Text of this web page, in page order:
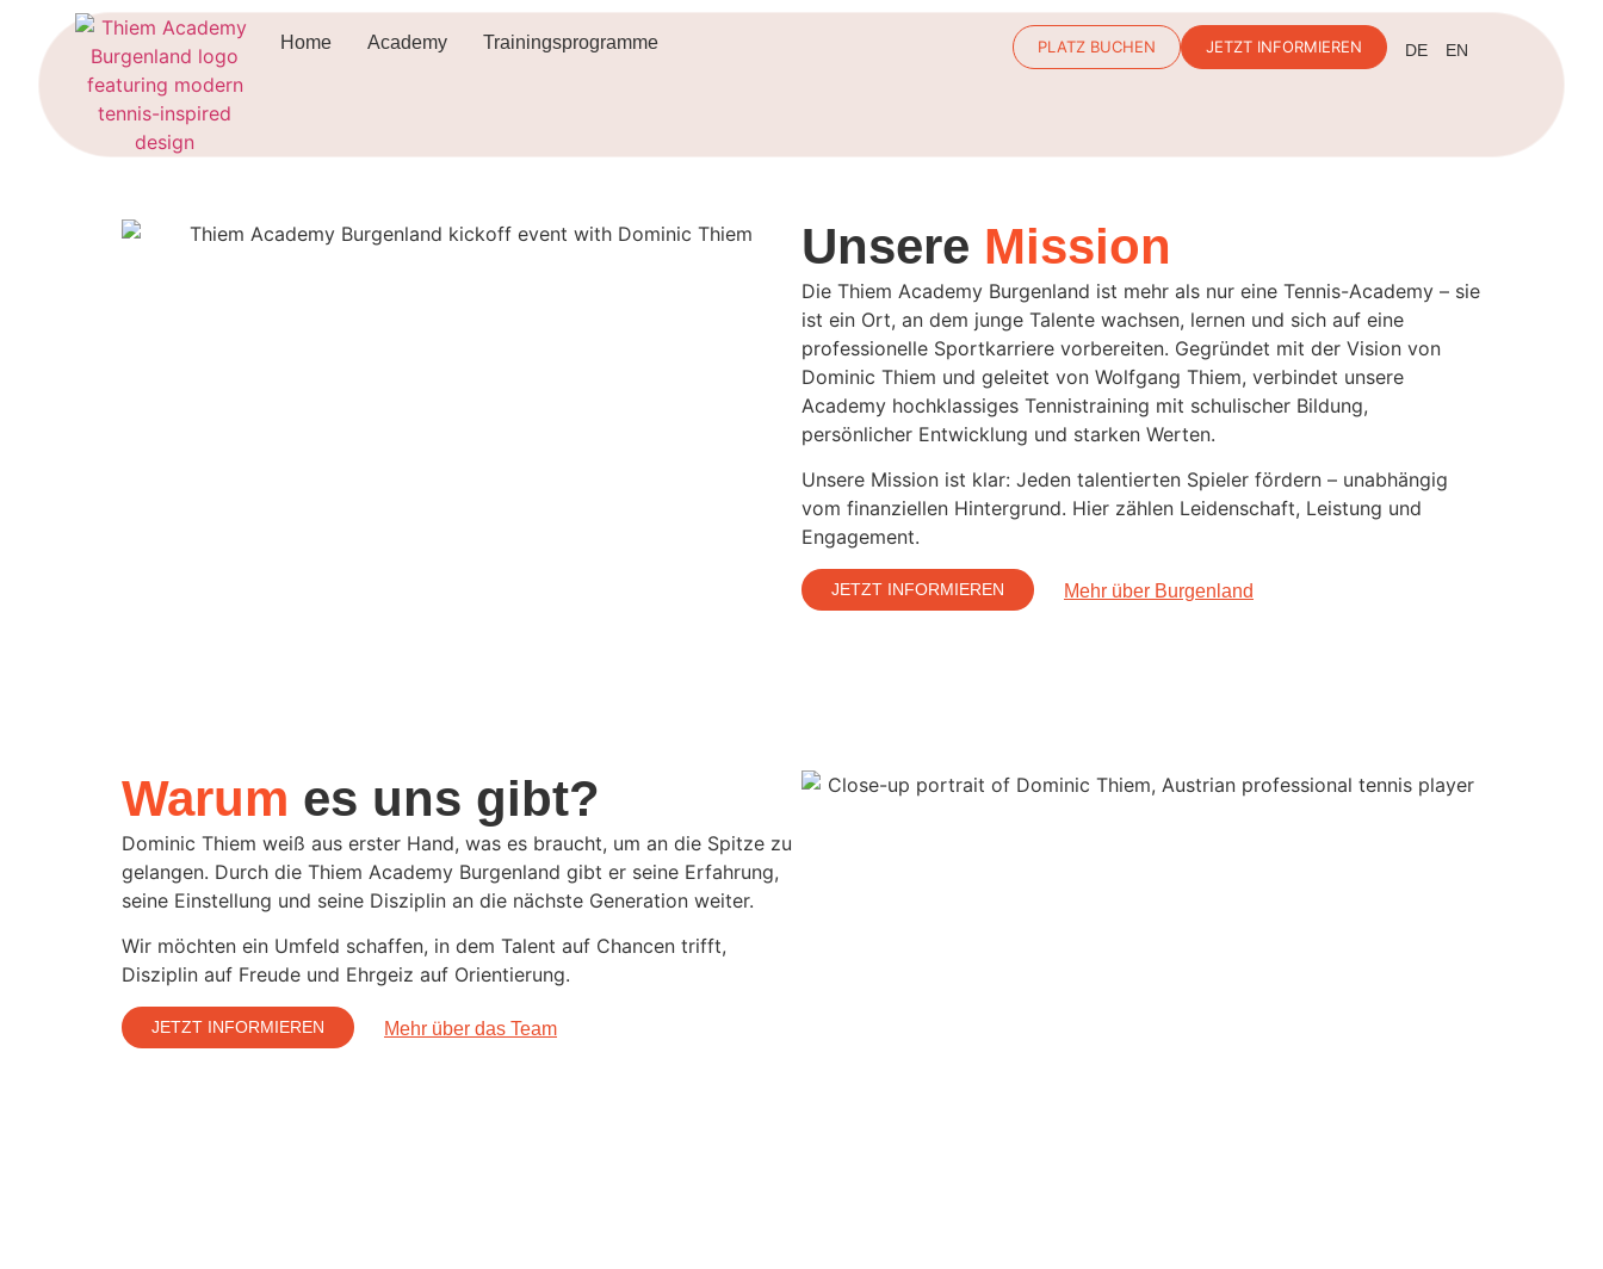
Home Academy Trainingsprogramme PLATZ BUCHEN JETZT INFORMIEREN DE EN
Unsere Mission
Die Thiem Academy Burgenland ist mehr als nur eine Tennis-Academy – sie
ist ein Ort, an dem junge Talente wachsen, lernen und sich auf eine
professionelle Sportkarriere vorbereiten. Gegründet mit der Vision von
Dominic Thiem und geleitet von Wolfgang Thiem, verbindet unsere
Academy hochklassiges Tennistraining mit schulischer Bildung,
persönlicher Entwicklung und starken Werten.
Unsere Mission ist klar: Jeden talentierten Spieler fördern – unabhängig
vom finanziellen Hintergrund. Hier zählen Leidenschaft, Leistung und
Engagement.
JETZT INFORMIEREN Mehr über Burgenland
Warum es uns gibt?
Dominic Thiem weiß aus erster Hand, was es braucht, um an die Spitze zu
gelangen. Durch die Thiem Academy Burgenland gibt er seine Erfahrung,
seine Einstellung und seine Disziplin an die nächste Generation weiter.
Wir möchten ein Umfeld schaffen, in dem Talent auf Chancen trifft,
Disziplin auf Freude und Ehrgeiz auf Orientierung.
JETZT INFORMIEREN Mehr über das Team